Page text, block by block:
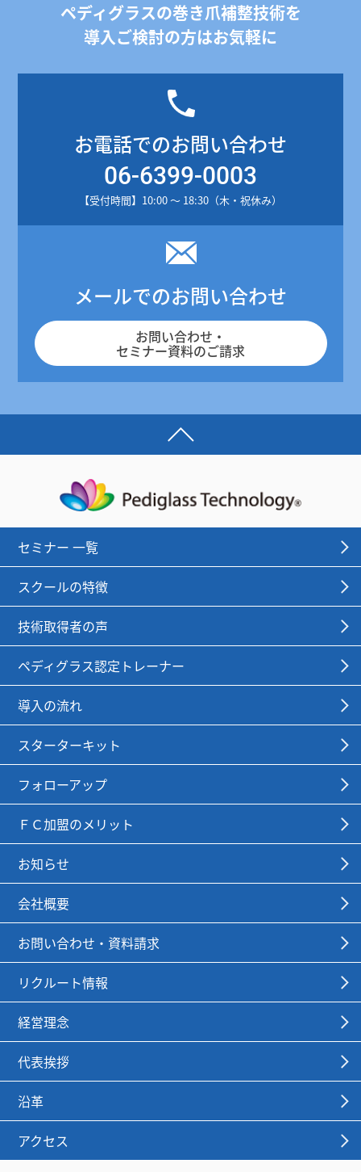
ペディグラスの巻き爪補整技術を
導入ご検討の方はお気軽に
お電話でのお問い合わせ
06-6399-0003
【受付時間】10:00 ～ 18:30（木・祝休み）
メールでのお問い合わせ
お問い合わせ・
セミナー資料のご請求
セミナー 一覧
スクールの特徴
技術取得者の声
ペディグラス認定トレーナー
導入の流れ
スターターキット
フォローアップ
ＦＣ加盟のメリット
お知らせ
会社概要
お問い合わせ・資料請求
リクルート情報
経営理念
代表挨拶
沿革
アクセス